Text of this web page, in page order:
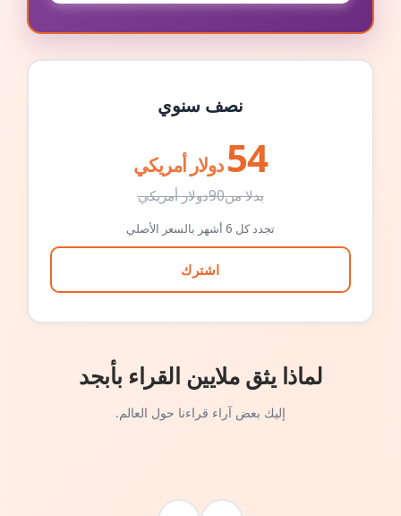
نصف سنوي
54 دولار أمريكي
بدلا من90دولار أمريكي
تجدد كل 6 أشهر بالسعر الأصلي
اشترك
لماذا يثق ملايين القراء بأبجد
إليك بعض آراء قراءنا حول العالم.